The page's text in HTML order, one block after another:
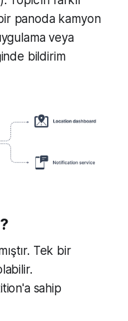
panoda kamyon
veya
bildirim
Tek bir
sahip